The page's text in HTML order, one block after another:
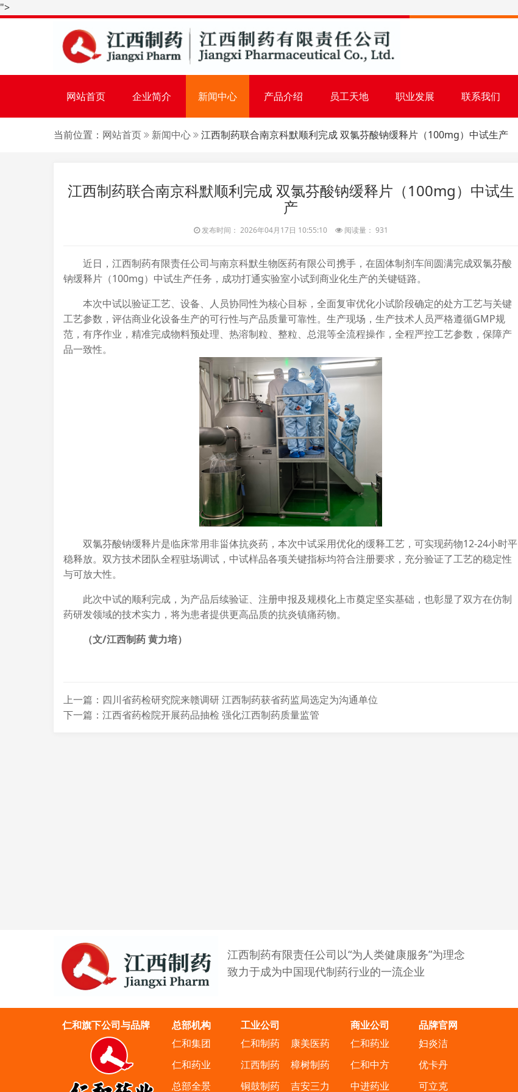
">
网站首页 企业简介 新闻中心 产品介绍 员工天地 职业发展 联系我们
当前位置： 网站首页 新闻中心 江西制药联合南京科默顺利完成 双氯芬酸钠缓释片（100mg）中试生产
江西制药联合南京科默顺利完成 双氯芬酸钠缓释片（100mg）中试生
产
发布时间： 2026年04月17日 10:55:10 阅读量： 931
近日，江西制药有限责任公司与南京科默生物医药有限公司携手，在固体制剂车间圆满完成双氯芬酸
钠缓释片（100mg）中试生产任务，成功打通实验室小试到商业化生产的关键链路。
本次中试以验证工艺、设备、人员协同性为核心目标，全面复审优化小试阶段确定的处方工艺与关键
工艺参数，评估商业化设备生产的可行性与产品质量可靠性。生产现场，生产技术人员严格遵循GMP规
范，有序作业，精准完成物料预处理、热溶制粒、整粒、总混等全流程操作，全程严控工艺参数，保障产
品一致性。
双氯芬酸钠缓释片是临床常用非甾体抗炎药，本次中试采用优化的缓释工艺，可实现药物12-24小时平
稳释放。双方技术团队全程驻场调试，中试样品各项关键指标均符合注册要求，充分验证了工艺的稳定性
与可放大性。
此次中试的顺利完成，为产品后续验证、注册申报及规模化上市奠定坚实基础，也彰显了双方在仿制
药研发领域的技术实力，将为患者提供更高品质的抗炎镇痛药物。
（文/江西制药 黄力培）
上一篇：四川省药检研究院来赣调研 江西制药获省药监局选定为沟通单位
下一篇：江西省药检院开展药品抽检 强化江西制药质量监管
江西制药有限责任公司以“为人类健康服务”为理念
致力于成为中国现代制药行业的一流企业
仁和旗下公司与品牌
总部机构
仁和集团
仁和药业
总部全景
工业公司
仁和制药
康美医药
江西制药
樟树制药
铜鼓制药
吉安三力
商业公司
仁和药业
仁和中方
中进药业
品牌官网
妇炎洁
优卡丹
可立克